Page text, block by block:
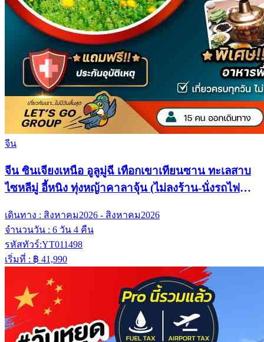
จีน
จีน ซินเจียงเหนือ อูลูมู่ฉี เทือกเขาเทียนซาน ทะเลสาบ
ไซหลีมู่ อี้หนิง ทุ่งหญ้าคาลาจุ้น (ไม่ลงร้าน-นั่งรถไฟ
เดินทาง : สิงหาคม2026 - สิงหาคม2026
จำนวนวัน : 6 วัน 4 คืน
รหัสทัวร์:YT011498
เริ่มที่ : ฿ 41,990